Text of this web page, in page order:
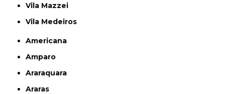
Vila Mazzei
Vila Medeiros
Americana
Amparo
Araraquara
Araras